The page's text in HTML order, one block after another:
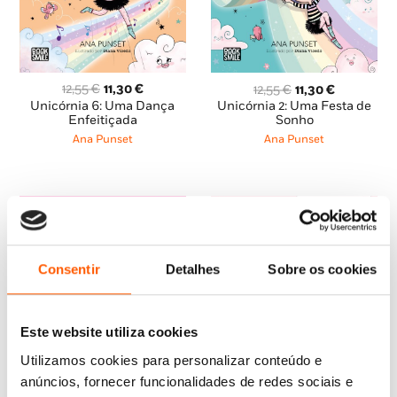
Consentir Detalhes Sobre os cookies
Este website utiliza cookies
Utilizamos cookies para personalizar conteúdo e
anúncios, fornecer funcionalidades de redes sociais e
12,55€ O
preço
original
era:
11,30€O
preço
Unicórnia 6: Uma Dança
Enfeitiçada
Ana Punset
12,55€ O
preço
original
era:
11,30€O
preço
Unicórnia 2: Uma Festa de
Sonho
Ana Punset